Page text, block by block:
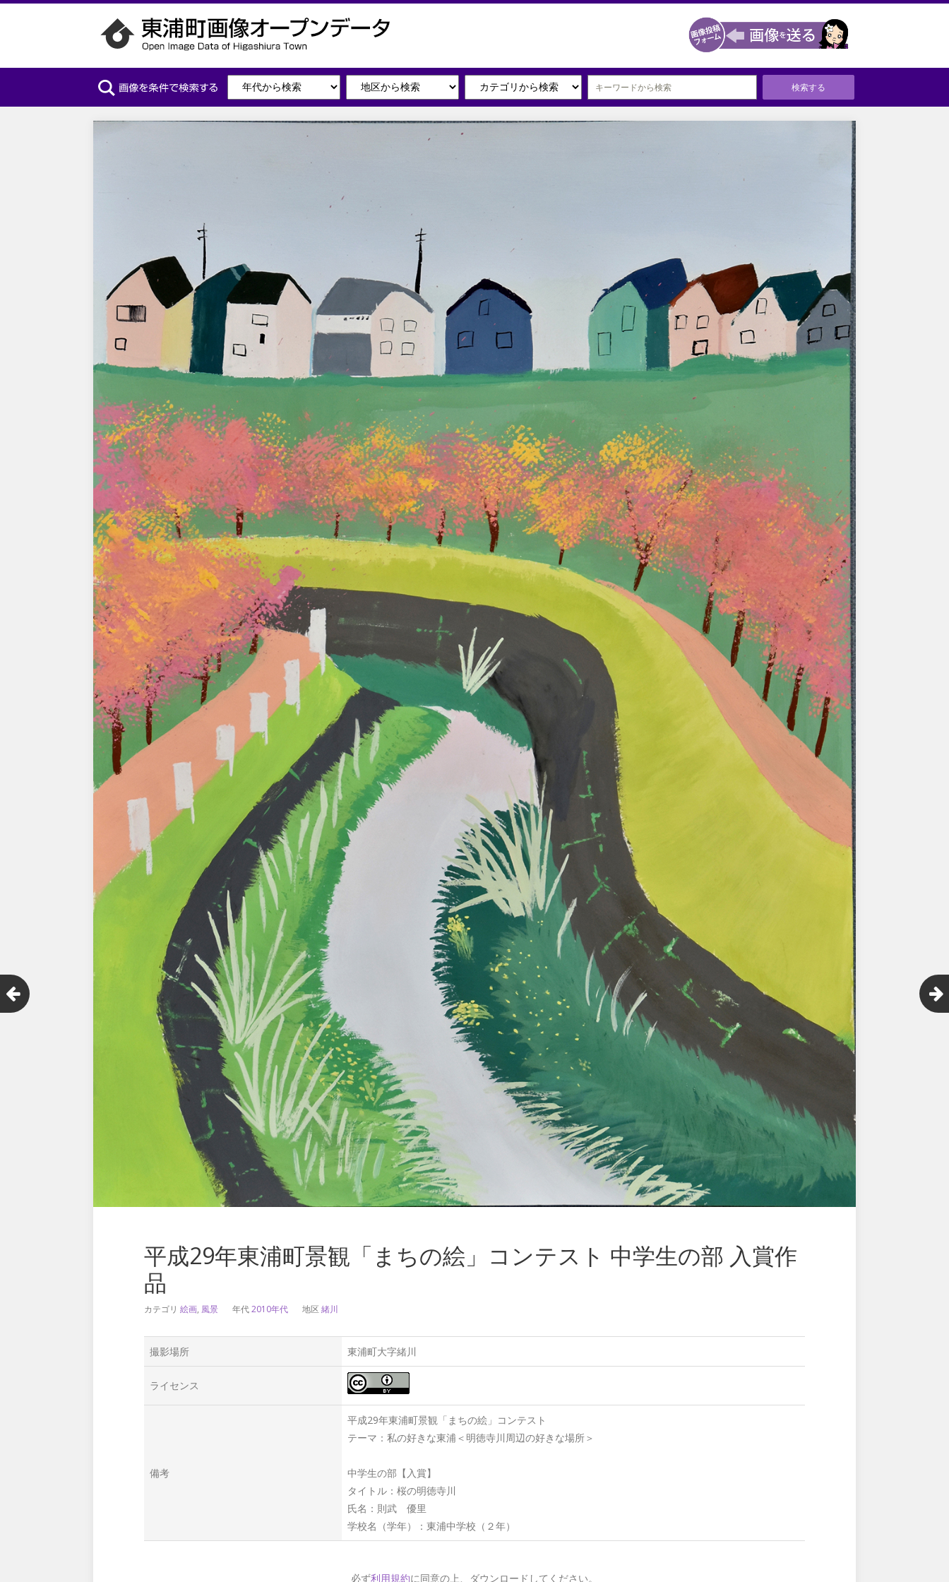
平成29年東浦町景観「まちの絵」コンテスト 中学生の部 入賞作
品
カテゴリ 絵画, 風景 年代2010年代 地区 緒川
撮影場所 東浦町大字緒川
ライセンス
備考
平成29年東浦町景観「まちの絵」コンテスト
テーマ：私の好きな東浦＜明徳寺川周辺の好きな場所＞
中学生の部【入賞】
タイトル：桜の明徳寺川
氏名：則武 優里
学校名（学年）：東浦中学校（２年）
必ず利用規約に同意の上、ダウンロードしてください。